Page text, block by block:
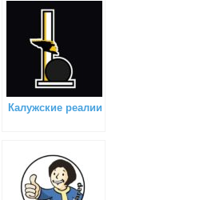
Калужские реалии